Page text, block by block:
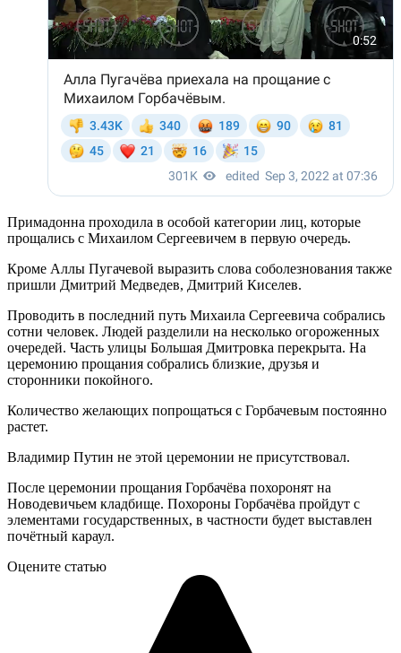
Примадонна проходила в особой категории лиц, которые
прощались с Михаилом Сергеевичем в первую очередь.
Кроме Аллы Пугачевой выразить слова соболезнования также
пришли Дмитрий Медведев, Дмитрий Киселев.
Проводить в последний путь Михаила Сергеевича собрались
сотни человек. Людей разделили на несколько огороженных
очередей. Часть улицы Большая Дмитровка перекрыта. На
церемонию прощания собрались близкие, друзья и
сторонники покойного.
Количество желающих попрощаться с Горбачевым постоянно
растет.
Владимир Путин не этой церемонии не присутствовал.
После церемонии прощания Горбачёва похоронят на
Новодевичьем кладбище. Похороны Горбачёва пройдут с
элементами государственных, в частности будет выставлен
почётный караул.
Оцените статью